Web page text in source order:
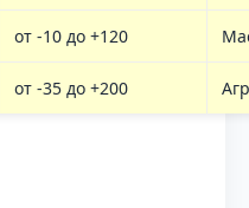
от -10 до +120
от -35 до +200